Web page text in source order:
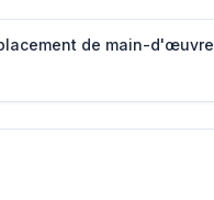
de main-d'œuvre